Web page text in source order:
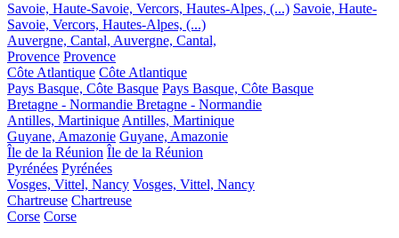
Savoie, Haute-Savoie, Vercors, Hautes-Alpes, (...) Savoie, Haute-
Savoie, Vercors, Hautes-Alpes, (...)
Auvergne, Cantal, Auvergne, Cantal,
Provence Provence
Côte Atlantique Côte Atlantique
Pays Basque, Côte Basque Pays Basque, Côte Basque
Bretagne - Normandie Bretagne - Normandie
Antilles, MartiniqueAntilles, Martinique
Guyane, Amazonie Guyane, Amazonie
Île de la Réunion Île de la Réunion
Pyrénées Pyrénées
Vosges, Vittel, Nancy Vosges, Vittel, Nancy
Chartreuse Chartreuse
Corse Corse